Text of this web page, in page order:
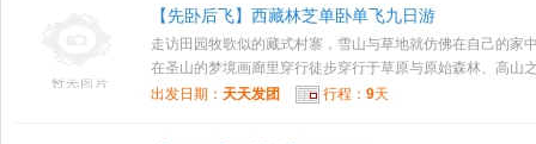
【先卧后飞】西藏林芝单卧单飞九日游
走访田园牧歌似的藏式村寨，雪山与草地就仿佛在自己的家
在圣山的梦境画廊里穿行徒步穿行于草原与原始森林、高山
出发日期： 天天发团 行程： 9天